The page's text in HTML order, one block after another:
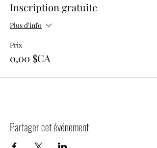
Inscription gratuite
Plus d'info
Prix
0,00 $CA
Partager cet événement